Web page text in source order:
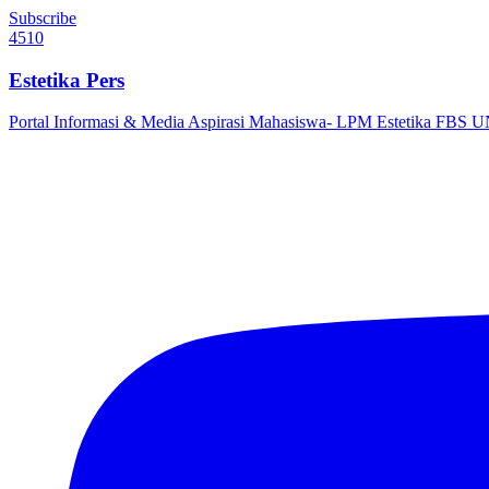
Subscribe
4510
Estetika Pers
Portal Informasi & Media Aspirasi Mahasiswa- LPM Estetika FBS